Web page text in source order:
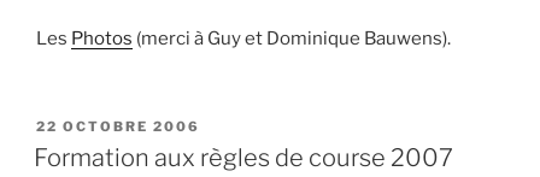
Les Photos (merci à Guy et Dominique Bauwens).
PUBLIÉ
LE
22 OCTOBRE 2006
Formation aux règles de course 2007